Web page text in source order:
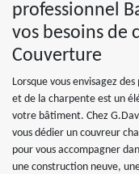
professionnel
vos besoins de
Couverture
Lorsque vous envisagez
et de la charpente est un
votre bâtiment. Chez
vous dédier un couvreur
pour vous accompagner
une construction neuve,